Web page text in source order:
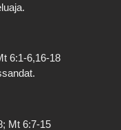
6:1-6,16-18
Mt 6:7-15